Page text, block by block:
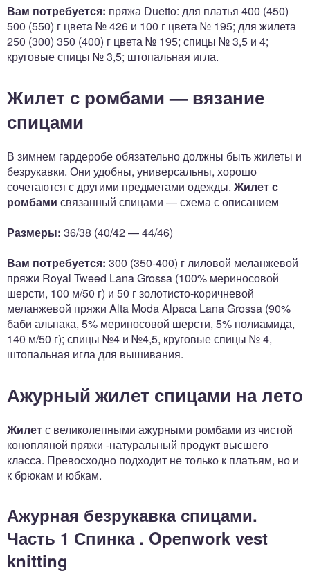
Вам потребуется: пряжа Duetto: для платья 400 (450)
500 (550) г цвета № 426 и 100 г цвета № 195; для жилета
250 (300) 350 (400) г цвета № 195; спицы № 3,5 и 4;
круговые спицы № 3,5; штопальная игла.
Жилет с ромбами — вязание
спицами
В зимнем гардеробе обязательно должны быть жилеты и
безрукавки. Они удобны, универсальны, хорошо
сочетаются с другими предметами одежды. Жилет с
ромбами связанный спицами — схема с описанием
Размеры: 36/38 (40/42 — 44/46)
Вам потребуется: 300 (350-400) г лиловой меланжевой
пряжи Royal Tweed Lana Grossa (100% мериносовой
шерсти, 100 м/50 г) и 50 г золотисто-коричневой
меланжевой пряжи Alta Moda Alpaca Lana Grossa (90%
баби альпака, 5% мериносовой шерсти, 5% полиамида,
140 м/50 г); спицы №4 и №4,5, круговые спицы № 4,
штопальная игла для вышивания.
Ажурный жилет спицами на лето
Жилетс великолепными ажурными ромбами из чистой
конопляной пряжи -натуральный продукт высшего
класса. Превосходно подходит не только к платьям, но и
к брюкам и юбкам.
Ажурная безрукавка спицами.
Часть 1 Спинка . Openwork vest
knitting